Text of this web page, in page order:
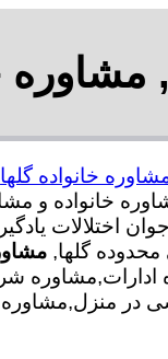
خانواده گلها
خانواده و
اختلالات
گلها,
در